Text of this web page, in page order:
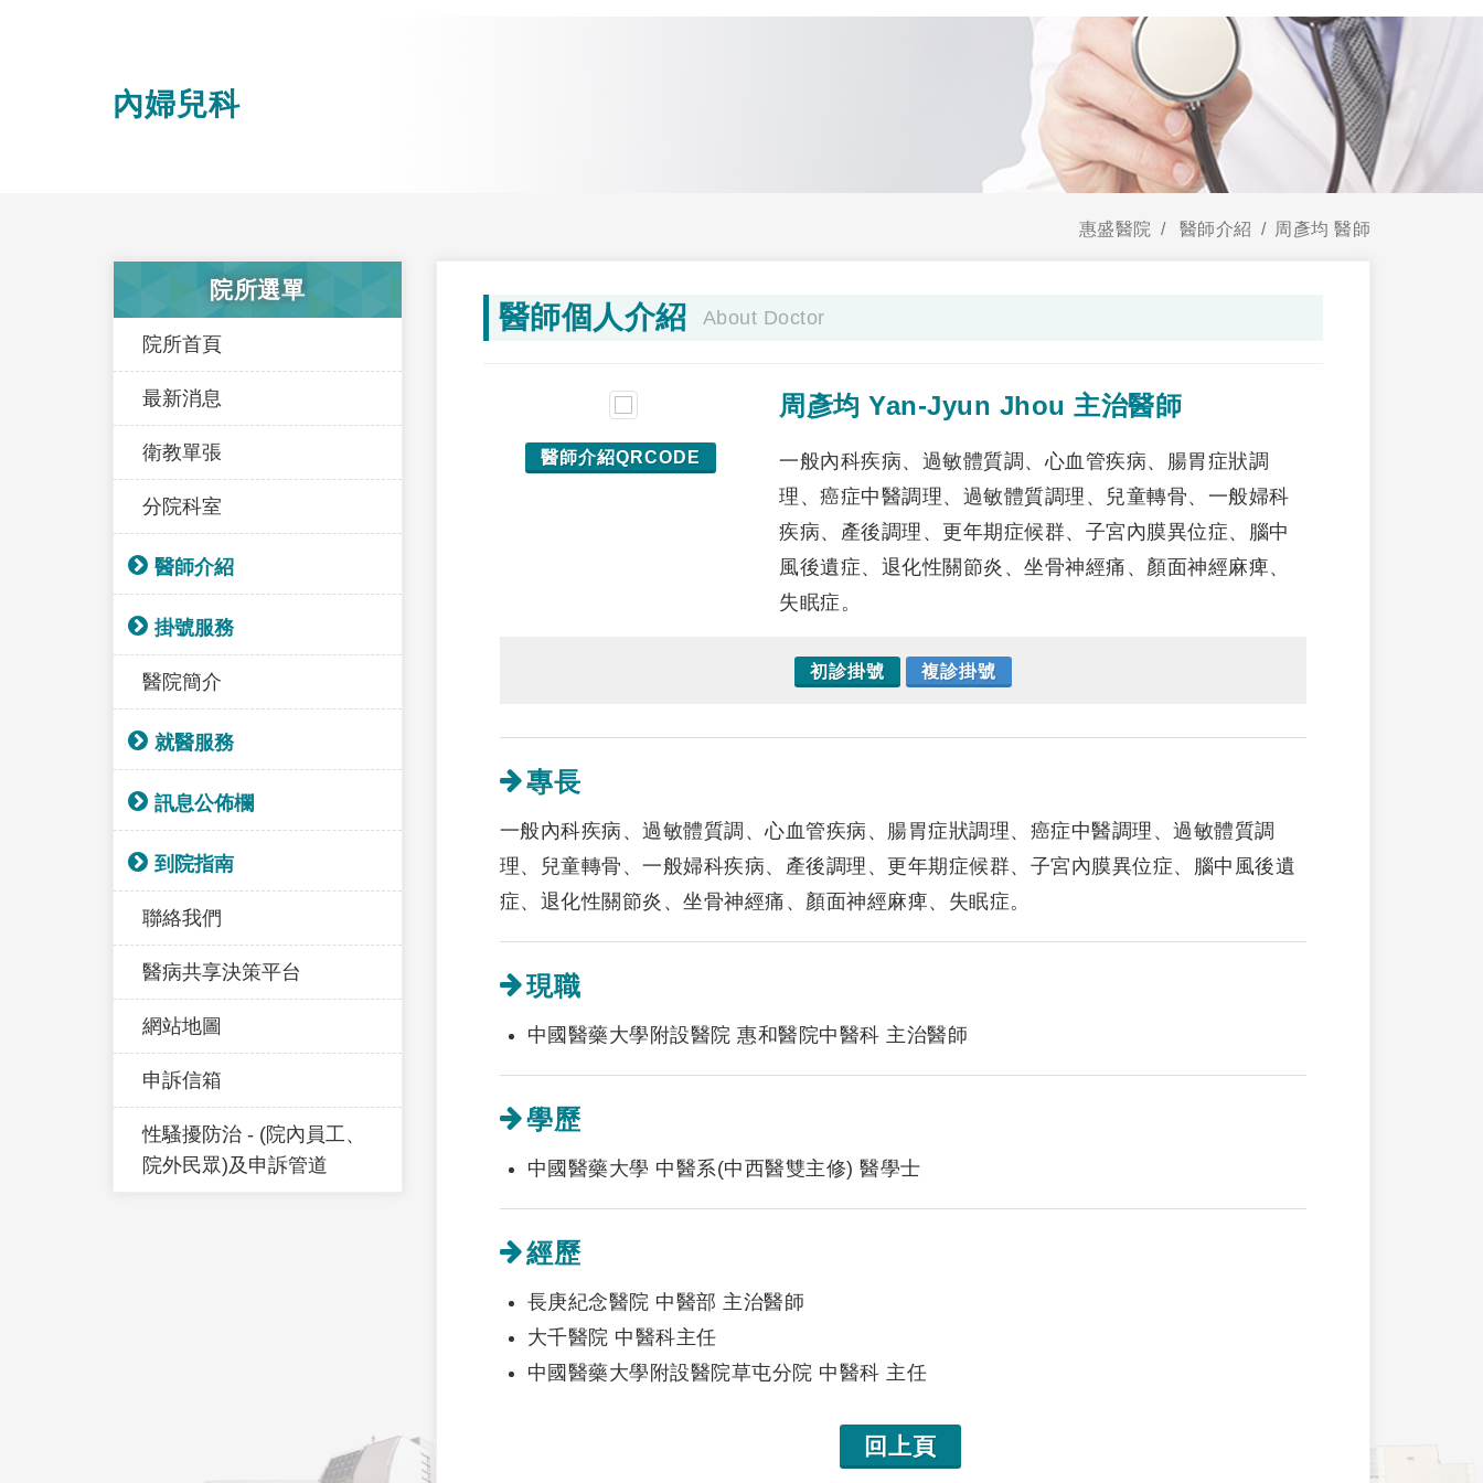
內婦兒科
惠盛醫院 醫師介紹 周彥均 醫師
院所選單
院所首頁
最新消息
衛教單張
分院科室
醫師介紹
掛號服務
醫院簡介
就醫服務
訊息公佈欄
到院指南
聯絡我們
醫病共享決策平台
網站地圖
申訴信箱
性騷擾防治 - (院內員工、
院外民眾)及申訴管道
醫師個人介紹 About Doctor
醫師介紹QRCODE
周彥均 Yan-Jyun Jhou 主治醫師
一般內科疾病、過敏體質調、心血管疾病、腸胃症狀調
理、癌症中醫調理、過敏體質調理、兒童轉骨、一般婦科
疾病、產後調理、更年期症候群、子宮內膜異位症、腦中
風後遺症、退化性關節炎、坐骨神經痛、顏面神經麻痺、
失眠症。
初診掛號 複診掛號
專長
一般內科疾病、過敏體質調、心血管疾病、腸胃症狀調理、癌症中醫調理、過敏體質調
理、兒童轉骨、一般婦科疾病、產後調理、更年期症候群、子宮內膜異位症、腦中風後遺
症、退化性關節炎、坐骨神經痛、顏面神經麻痺、失眠症。
現職
中國醫藥大學附設醫院 惠和醫院中醫科 主治醫師
學歷
中國醫藥大學 中醫系(中西醫雙主修) 醫學士
經歷
長庚紀念醫院 中醫部 主治醫師
大千醫院 中醫科主任
中國醫藥大學附設醫院草屯分院 中醫科 主任
回上頁